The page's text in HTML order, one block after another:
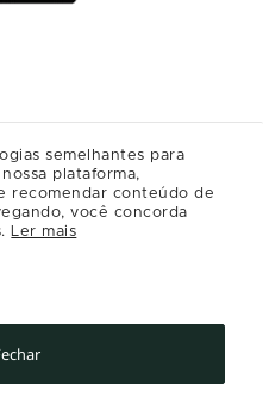
semelhantes para
plataforma,
recomendar conteúdo de
você concorda
Ler mais
Multi
Abrir